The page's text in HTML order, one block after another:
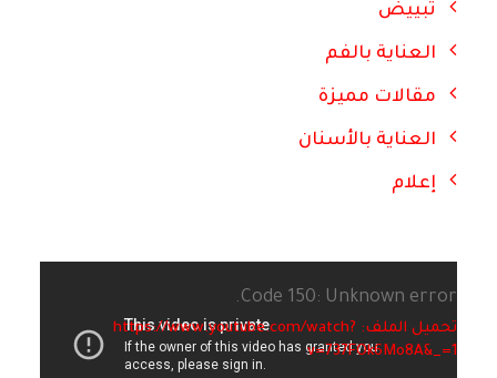
تبييض
العناية بالفم
مقالات مميزة
العناية بالأسنان
إعلام
Code 150: Unknown error.
تحميل الملف: https://www.youtube.com/watch?
v=737FOk6Mo8A&_=1